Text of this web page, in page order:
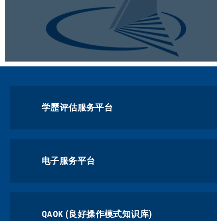
学歷评估服务平台
电子服务平台
QAOK (良好操作模式知识库)